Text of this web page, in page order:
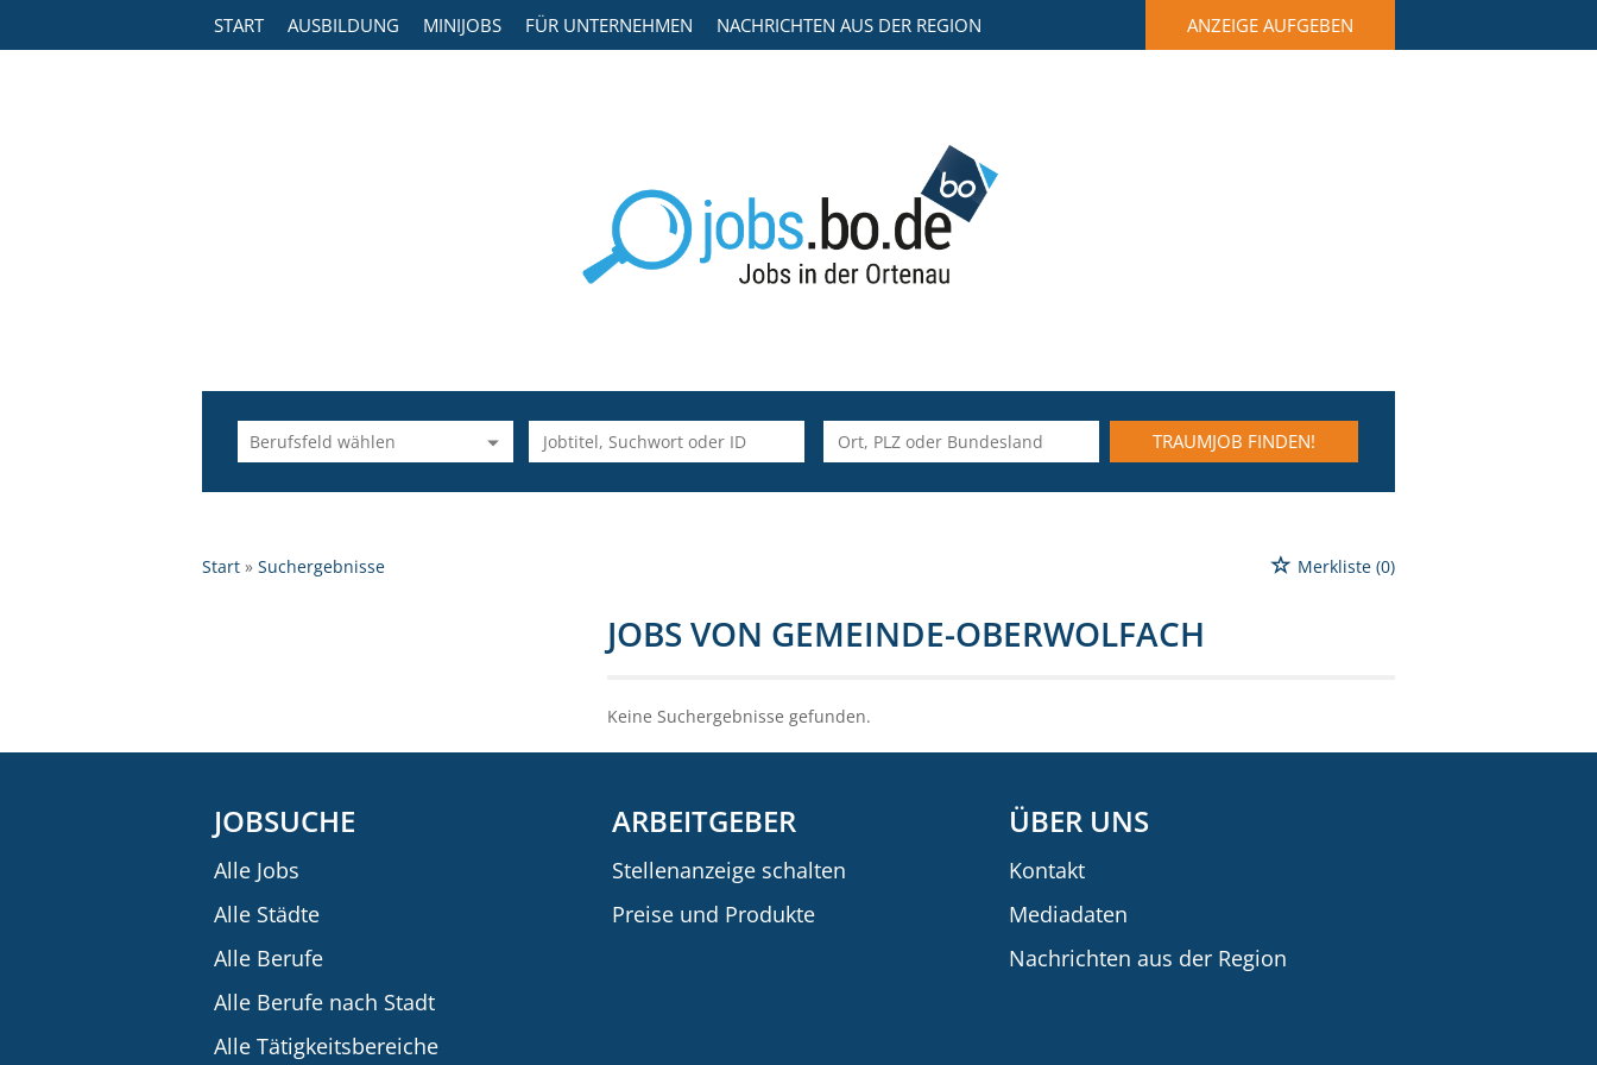
START AUSBILDUNG MINIJOBS FÜR UNTERNEHMEN NACHRICHTEN AUS DER REGION ANZEIGE AUFGEBEN
TRAUMJOB FINDEN!
Start Suchergebnisse Merkliste (0)
JOBS VON GEMEINDE-OBERWOLFACH
Keine Suchergebnisse gefunden.
JOBSUCHE
Alle Jobs
Alle Städte
Alle Berufe
Alle Berufe nach Stadt
Alle Tätigkeitsbereiche
ARBEITGEBER
Stellenanzeige schalten
Preise und Produkte
ÜBER UNS
Kontakt
Mediadaten
Nachrichten aus der Region